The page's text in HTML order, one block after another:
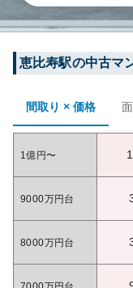
恵比寿駅の中古マ
間取り × 価格
1億円〜
9000万円台
8000万円台